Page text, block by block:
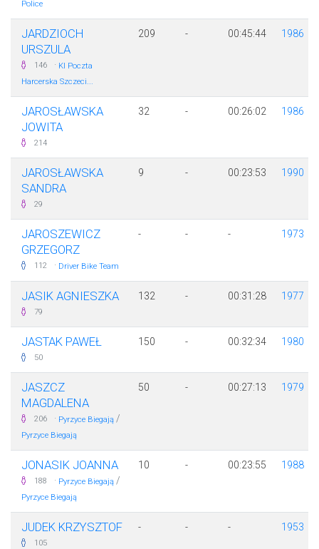
Police
JARDZIOCH
URSZULA
146 · KI Poczta
Harcerska Szczeci...
209 - 00:45:44 1986
JAROSŁAWSKA
JOWITA
214
32 - 00:26:02 1986
JAROSŁAWSKA
SANDRA
29
9 - 00:23:53 1990
JAROSZEWICZ
GRZEGORZ
112 · Driver Bike Team
- - - 1973
JASIK AGNIESZKA
79
132 - 00:31:28 1977
JASTAK PAWEŁ
50
150 - 00:32:34 1980
JASZCZ
MAGDALENA
206 · Pyrzyce Biegają /
Pyrzyce Biegają
50 - 00:27:13 1979
JONASIK JOANNA
188 · Pyrzyce Biegają /
Pyrzyce Biegają
10 - 00:23:55 1988
JUDEK KRZYSZTOF
105
- - - 1953